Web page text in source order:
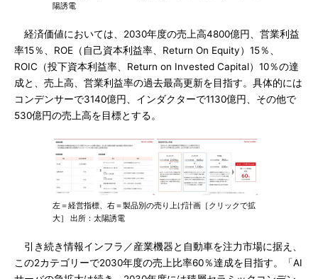
陽誘電
経済価値においては、2030年度の売上高4800億円、営業利益
率15％、ROE（自己資本利益率、Return On Equity）15％、
ROIC（投下資本利益率、Return on Invested Capital）10％の達
成と、売上高、営業利益率の過去最高更新を目指す。具体的には
コンデンサーで3140億円、インダクターで1130億円、その他で
530億円の売上高を目標とする。
左＝経営指標、右＝製品別の売り上げ計画［クリックで拡
大］ 出所：太陽誘電
引き続き情報インフラ／産業機器と自動車を注力市場に据え、
この2カテゴリーで2030年度の売上比率60％達成を目指す。「AI